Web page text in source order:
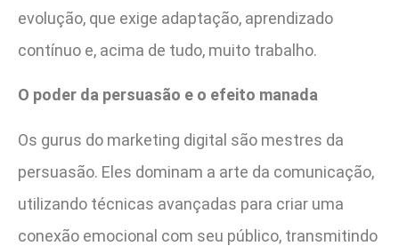
evolução, que exige adaptação, aprendizado
contínuo e, acima de tudo, muito trabalho.
O poder da persuasão e o efeito manada
Os gurus do marketing digital são mestres da
persuasão. Eles dominam a arte da comunicação,
utilizando técnicas avançadas para criar uma
conexão emocional com seu público, transmitindo